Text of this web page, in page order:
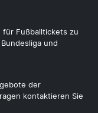
für Fußballtickets zu
und
der
kontaktieren Sie